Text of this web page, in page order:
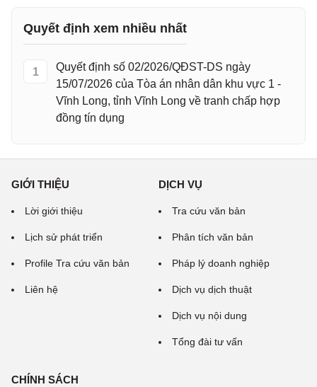
Quyết định xem nhiều nhất
1
Quyết định số 02/2026/QĐST-DS ngày
15/07/2026 của Tòa án nhân dân khu vực 1 -
Vĩnh Long, tỉnh Vĩnh Long về tranh chấp hợp
đồng tín dụng
GIỚI THIỆU
Lời giới thiệu
Lịch sử phát triển
Profile Tra cứu văn bản
Liên hệ
DỊCH VỤ
Tra cứu văn bản
Phân tích văn bản
Pháp lý doanh nghiệp
Dịch vụ dịch thuật
Dịch vụ nội dung
Tổng đài tư vấn
CHÍNH SÁCH